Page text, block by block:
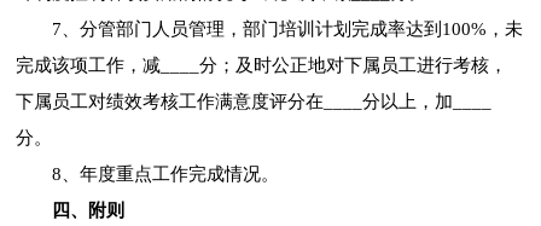
7、分管部门人员管理，部门培训计划完成率达到100%，未
完成该项工作，减____分；及时公正地对下属员工进行考核，
下属员工对绩效考核工作满意度评分在____分以上，加____
分。
8、年度重点工作完成情况。
四、附则